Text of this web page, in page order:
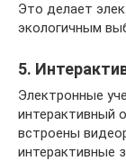
Это делает
экологичным
5.
Электронные
интерактивный
встроены
интерактивные